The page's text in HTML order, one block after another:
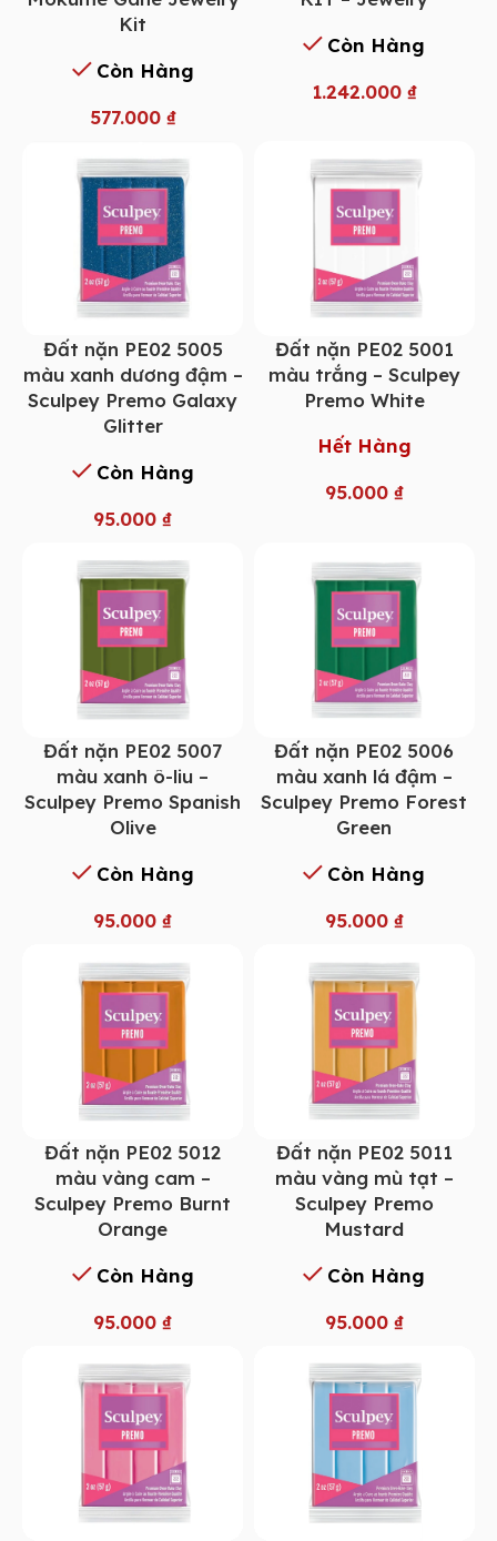
Kit
Còn Hàng
577.000 ₫
Còn Hàng
1.242.000 ₫
Đất nặn PE02 5005
màu xanh dương đậm –
Sculpey Premo Galaxy
Glitter
Còn Hàng
95.000 ₫
Đất nặn PE02 5001
màu trắng – Sculpey
Premo White
Hết Hàng
95.000 ₫
Đất nặn PE02 5007
màu xanh ô-liu –
Sculpey Premo Spanish
Olive
Còn Hàng
95.000 ₫
Đất nặn PE02 5006
màu xanh lá đậm –
Sculpey Premo Forest
Green
Còn Hàng
95.000 ₫
Đất nặn PE02 5012
màu vàng cam –
Sculpey Premo Burnt
Orange
Còn Hàng
95.000 ₫
Đất nặn PE02 5011
màu vàng mù tạt –
Sculpey Premo
Mustard
Còn Hàng
95.000 ₫